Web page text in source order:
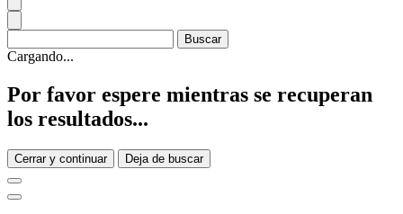
Cargando...
Por favor espere mientras se recuperan
los resultados...
Cerrar y continuar Deja de buscar